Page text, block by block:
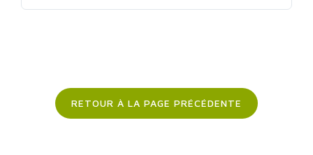
RETOUR À LA PAGE PRÉCÉDENTE